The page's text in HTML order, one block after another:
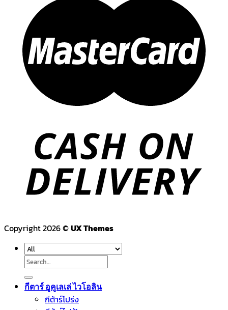
Copyright 2026 ©UX Themes
Search
for:
กีตาร์ อูคูเลเล่ ไวโอลิน
กีต้าร์โปร่ง